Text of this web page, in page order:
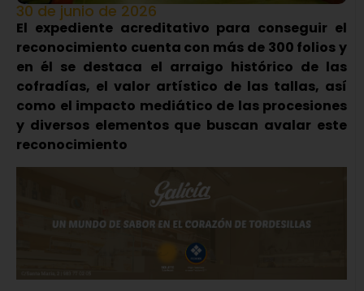
30 de junio de 2026
El expediente acreditativo para conseguir el
reconocimiento cuenta con más de 300 folios y
en él se destaca el arraigo histórico de las
cofradías, el valor artístico de las tallas, así
como el impacto mediático de las procesiones
y diversos elementos que buscan avalar este
reconocimiento